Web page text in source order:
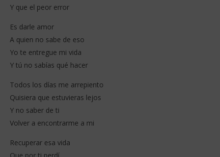
Nio Garcia ft Maisak en OJALÁ (Letra/Lyrics)
12
2025
Stone
Y que el peor error
Es darle amor
A quien no sabe de eso
Yo te entregue mi vida
Y tú no sabías qué hacer
Todos los días me arrepiento
Quisiera que estuvieras lejos
Y no saber de ti
Volver a encontrarme a mi
Recuperar esa vida